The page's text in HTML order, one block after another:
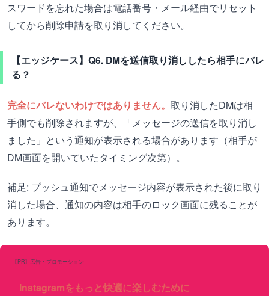
スワードを忘れた場合は電話番号・メール経由でリセット
してから削除申請を取り消してください。
【エッジケース】Q6. DMを送信取り消ししたら相手にバレ
る？
完全にバレないわけではありません。 取り消したDMは相
手側でも削除されますが、「メッセージの送信を取り消し
ました」という通知が表示される場合があります（相手が
DM画面を開いていたタイミング次第）。
補足: プッシュ通知でメッセージ内容が表示された後に取り
消した場合、通知の内容は相手のロック画面に残ることが
あります。
【PR】広告・プロモーション
Instagramをもっと快適に楽しむために